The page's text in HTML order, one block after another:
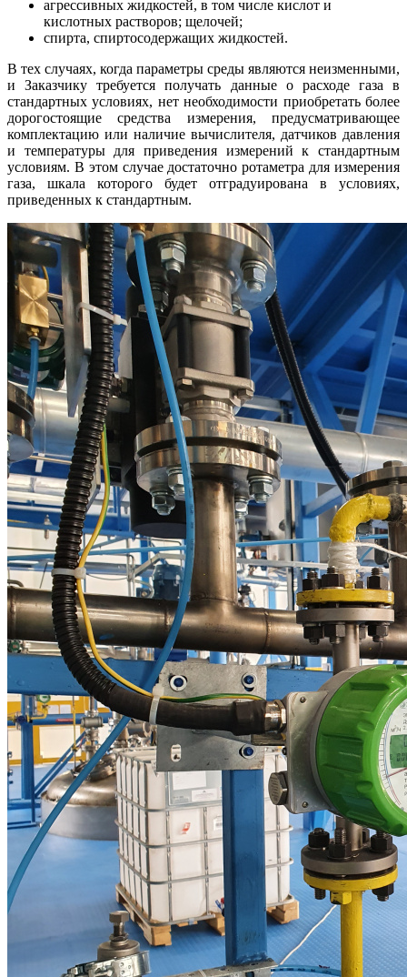
агрессивных жидкостей, в том числе кислот и
кислотных растворов; щелочей;
спирта, спиртосодержащих жидкостей.
В тех случаях, когда параметры среды являются неизменными,
и Заказчику требуется получать данные о расходе газа в
стандартных условиях, нет необходимости приобретать более
дорогостоящие средства измерения, предусматривающее
комплектацию или наличие вычислителя, датчиков давления
и температуры для приведения измерений к стандартным
условиям. В этом случае достаточно ротаметра для измерения
газа, шкала которого будет отградуирована в условиях,
приведенных к стандартным.